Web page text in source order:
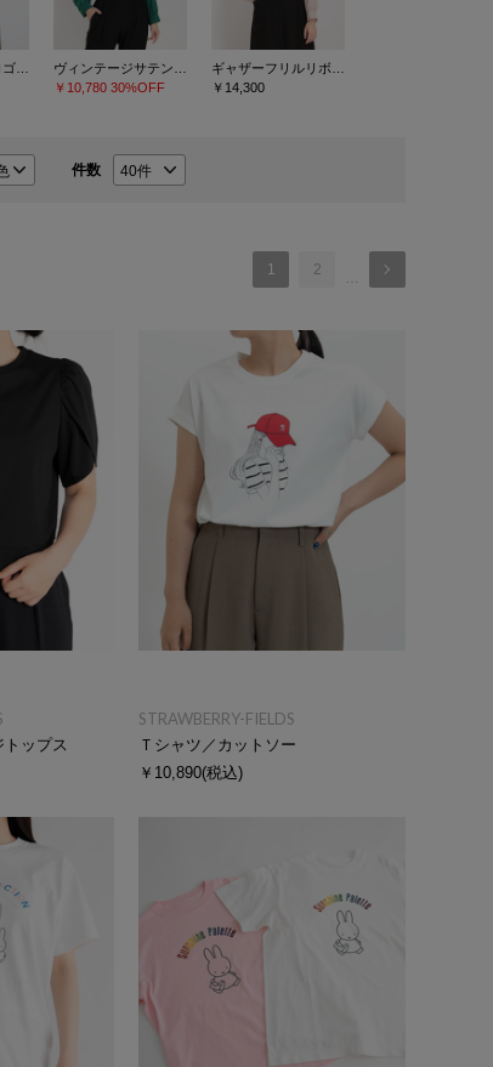
￥10,780 30%OFF
￥14,300
件数
1 2 …
ップス
STRAWBERRY-FIELDS
Ｔシャツ／カットソー
￥10,890(税込)